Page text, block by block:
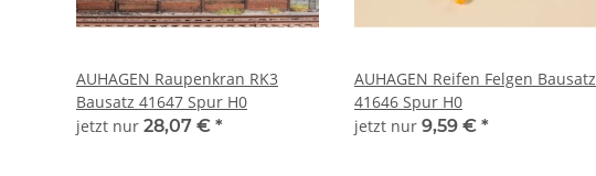
AUHAGEN Raupenkran RK3
Bausatz 41647 Spur H0
jetzt nur 28,07 € *
AUHAGEN Reifen Felgen Bausatz
41646 Spur H0
jetzt nur 9,59 € *